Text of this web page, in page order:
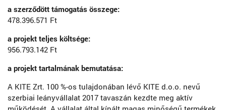
a szerződött támogatás összege:
478.396.571 Ft
a projekt teljes költsége:
956.793.142 Ft
a projekt tartalmának bemutatása:
A KITE Zrt. 100 %-os tulajdonában lévő KITE d.o.o. nevű
szerbiai leányvállalat 2017 tavaszán kezdte meg aktív